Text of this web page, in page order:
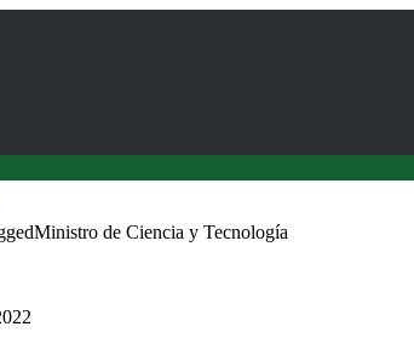
de Ciencia y Tecnología